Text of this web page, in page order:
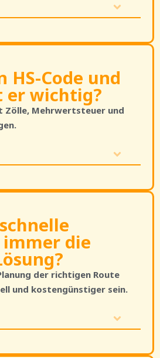
HS-Code und
er wichtig?
Zölle, Mehrwertsteuer und
die
der richtigen Route
und kostengünstiger sein.